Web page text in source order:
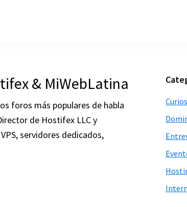
& MiWebLatina
foros más populares de habla
de Hostifex LLC y
servidores dedicados,